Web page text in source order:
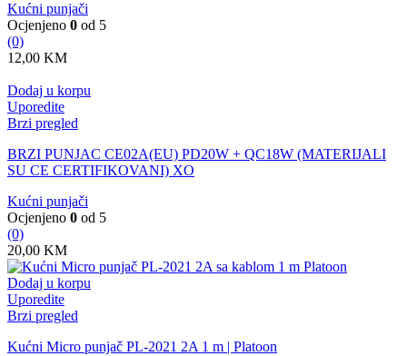
Kućni punjači
Ocjenjeno 0 od 5
(0)
12,00 KM
Dodaj u korpu
Uporedite
Brzi pregled
BRZI PUNJAC CE02A(EU) PD20W + QC18W (MATERIJALI
SU CE CERTIFIKOVANI) XO
Kućni punjači
Ocjenjeno 0 od 5
(0)
20,00 KM
Dodaj u korpu
Uporedite
Brzi pregled
Kućni Micro punjač PL-2021 2A 1 m | Platoon